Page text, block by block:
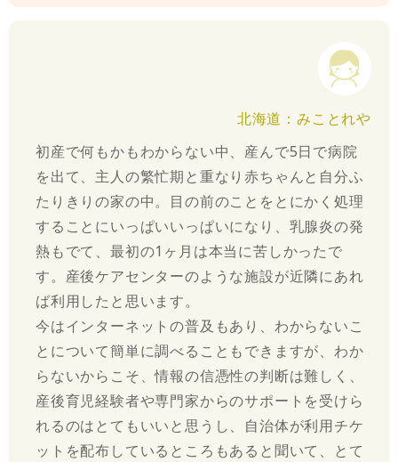
北海道：みことれや
初産で何もかもわからない中、産んで5日で病院
を出て、主人の繁忙期と重なり赤ちゃんと自分ふ
たりきりの家の中。目の前のことをとにかく処理
することにいっぱいいっぱいになり、乳腺炎の発
熱もでて、最初の1ヶ月は本当に苦しかったで
す。産後ケアセンターのような施設が近隣にあれ
ば利用したと思います。
今はインターネットの普及もあり、わからないこ
とについて簡単に調べることもできますが、わか
らないからこそ、情報の信憑性の判断は難しく、
産後育児経験者や専門家からのサポートを受けら
れるのはとてもいいと思うし、自治体が利用チケ
ットを配布しているところもあると聞いて、とて